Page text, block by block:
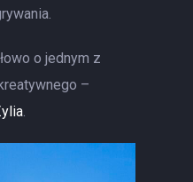
o jednym z
–
.